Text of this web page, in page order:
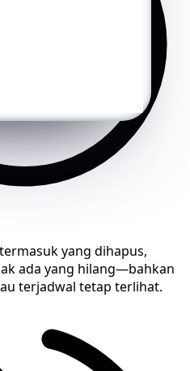
yang dihapus,
ada yang hilang—bahkan
terjadwal tetap terlihat.